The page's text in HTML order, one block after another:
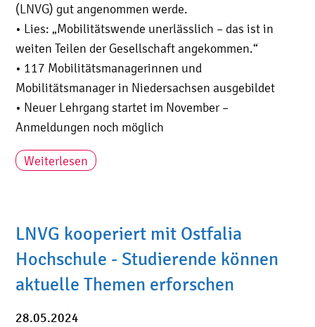
(LNVG) gut angenommen werde.
• Lies: „Mobilitätswende unerlässlich – das ist in
weiten Teilen der Gesellschaft angekommen.“
• 117 Mobilitätsmanagerinnen und
Mobilitätsmanager in Niedersachsen ausgebildet
• Neuer Lehrgang startet im November –
Anmeldungen noch möglich
Weiterlesen
LNVG kooperiert mit Ostfalia
Hochschule - Studierende können
aktuelle Themen erforschen
28.05.2024